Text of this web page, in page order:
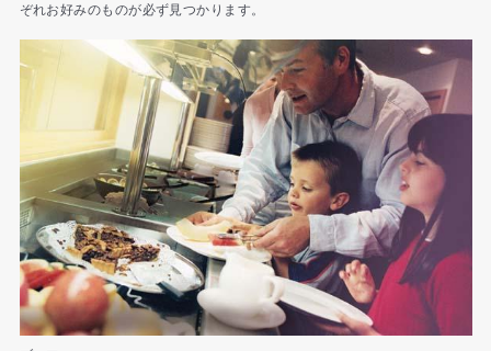
ぞれお好みのものが必ず見つかります。